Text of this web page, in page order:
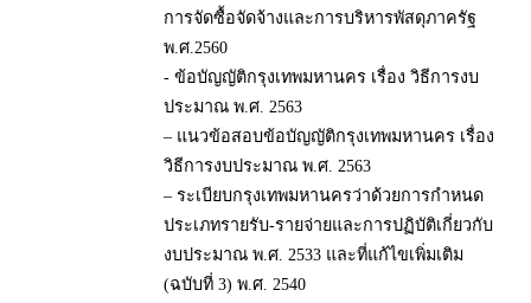
การจัดซื้อจัดจ้างและการบริหารพัสดุภาครัฐ
พ.ศ.2560
- ข้อบัญญัติกรุงเทพมหานคร เรื่อง วิธีการงบ
ประมาณ พ.ศ. 2563
– แนวข้อสอบข้อบัญญัติกรุงเทพมหานคร เรื่อง
วิธีการงบประมาณ พ.ศ. 2563
– ระเบียบกรุงเทพมหานครว่าด้วยการกำหนด
ประเภทรายรับ-รายจ่ายและการปฏิบัติเกี่ยวกับ
งบประมาณ พ.ศ. 2533 และที่แก้ไขเพิ่มเติม
(ฉบับที่ 3) พ.ศ. 2540